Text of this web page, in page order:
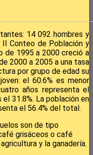
14 092 hombres y
II Conteo de Población y
de 1995 a 2000 creció a
2000 a 2005 a una tasa
por grupo de edad su
el 60.6% es menor
años representa el
31.8%. La población en
el 56.4% del total.
son de tipo
grisáceos o café
y la ganadería.